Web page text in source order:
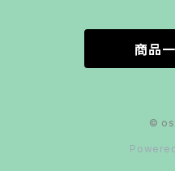
オイルランプシェードvaloa
LEDランタンシェード
商品
©